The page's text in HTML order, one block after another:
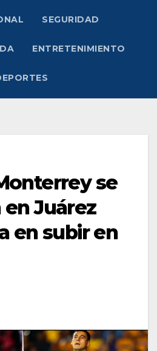
SEGURIDAD
ENTRETENIMIENTO
se
Juárez
en subir en